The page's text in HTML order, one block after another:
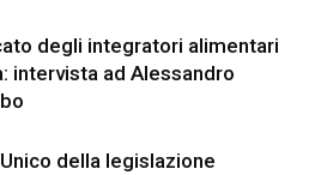
degli integratori alimentari
intervista ad Alessandro
della legislazione